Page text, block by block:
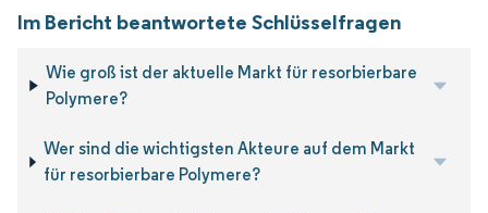
Im Bericht beantwortete Schlüsselfragen
Wie groß ist der aktuelle Markt für resorbierbare
Polymere?
Wer sind die wichtigsten Akteure auf dem Markt
für resorbierbare Polymere?